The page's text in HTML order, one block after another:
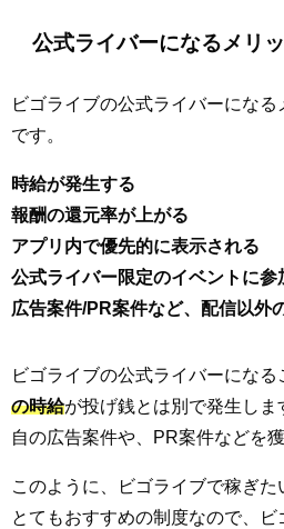
公式ライバーになるメリ
ビゴライブの公式ライバーになる
です。
時給が発生する
報酬の還元率が上がる
アプリ内で優先的に表示される
公式ライバー限定のイベントに参
広告案件/PR案件など、配信以外
ビゴライブの公式ライバーになる
の時給が投げ銭とは別で発生し
自の広告案件や、PR案件などを
このように、ビゴライブで稼ぎ
とてもおすすめの制度なので、